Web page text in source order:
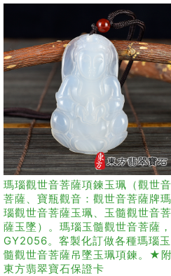
瑪瑙觀世音菩薩項鍊玉珮（觀世音
菩薩、寶瓶觀音：觀世音菩薩牌瑪
瑙觀世音菩薩玉珮、玉髓觀世音菩
薩玉墜）。瑪瑙玉髓觀世音菩薩，
GY2056。客製化訂做各種瑪瑙玉
髓觀世音菩薩吊墜玉珮項鍊。★附
東方翡翠寶石保證卡